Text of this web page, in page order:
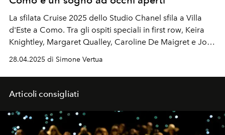
La sfilata Cruise 2025 dello Studio Chanel sfila a Villa
d'Este a Como. Tra gli ospiti speciali in first row, Keira
Knightley, Margaret Qualley, Caroline De Maigret e Joan
28.04.2025 di Simone Vertua
Articoli consigliati